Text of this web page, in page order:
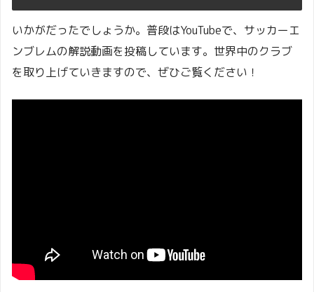
いかがだったでしょうか。普段はYouTubeで、サッカーエ
ンブレムの解説動画を投稿しています。世界中のクラブ
を取り上げていきますので、ぜひご覧ください！